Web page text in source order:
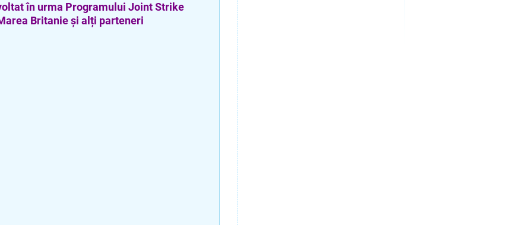
în urma Programului Joint Strike
Britanie și alți parteneri